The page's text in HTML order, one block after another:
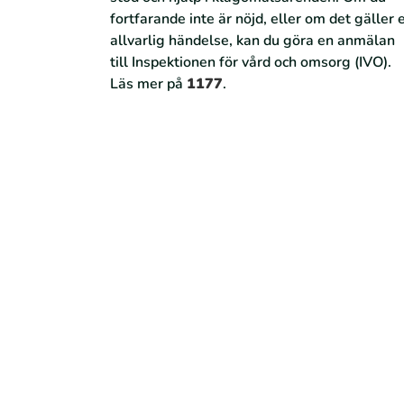
fortfarande inte är nöjd, eller om det gäller
allvarlig händelse, kan du göra en anmälan
till Inspektionen för vård och omsorg (IVO).
Läs mer på 1177.